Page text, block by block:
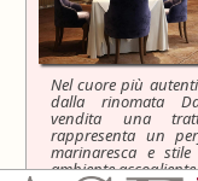
Nel cuore più
dalla rinomata
vendita una
rappresenta un
marinaresca e
ambiente